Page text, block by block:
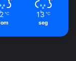
℃ 13 ℃
seg